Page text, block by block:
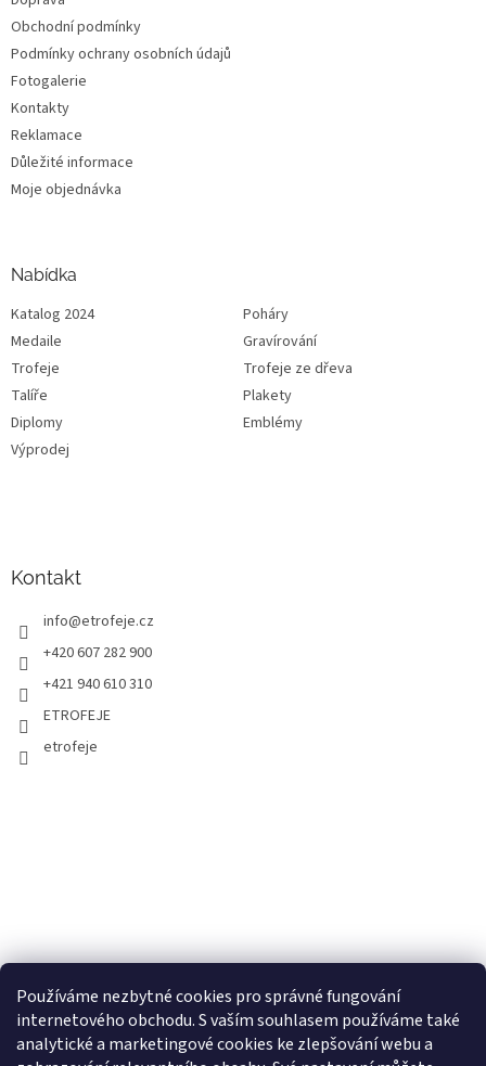
Používáme nezbytné cookies pro správné fungování
internetového obchodu. S vaším souhlasem používáme také
analytické a marketingové cookies ke zlepšování webu a
Obchodní podmínky
Podmínky ochrany osobních údajů
Fotogalerie
Kontakty
Reklamace
Důležité informace
Moje objednávka
Nabídka
Katalog 2024
Poháry
Medaile
Gravírování
Trofeje
Trofeje ze dřeva
Talíře
Plakety
Diplomy
Emblémy
Výprodej
Kontakt
info@etrofeje.cz
+420 607 282 900
+421 940 610 310
ETROFEJE
etrofeje